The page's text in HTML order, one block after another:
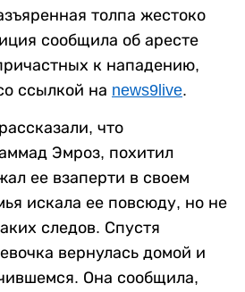
толпа жестоко
сообщила об аресте
к нападению,
ссылкой на news9live.
что
Эмроз, похитил
ее взаперти в своем
искала ее повсюду, но не
следов. Спустя
вернулась домой и
Она сообщила,